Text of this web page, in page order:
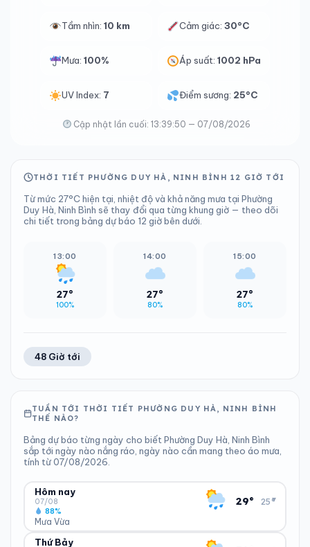
Tầm nhìn: 10 km Cảm giác:30°C
Mưa: 100% Áp suất:1002 hPa
UV Index: 7 Điểm sương: 25°C
Cập nhật lần cuối: 13:39:50 — 07/08/2026
THỜI TIẾT PHƯỜNG DUY HÀ, NINH BÌNH 12 GIỜ TỚI
Từ mức 27°C hiện tại, nhiệt độ và khả năng mưa tại Phường
Duy Hà, Ninh Bình sẽ thay đổi qua từng khung giờ — theo dõi
chi tiết trong bảng dự báo 12 giờ bên dưới.
13:00
27°
100%
14:00
27°
80%
15:00
27°
80%
48 Giờ tới
TUẦN TỚI THỜI TIẾT PHƯỜNG DUY HÀ, NINH BÌNH
THẾ NÀO?
Bảng dự báo từng ngày cho biết Phường Duy Hà, Ninh Bình
sắp tới ngày nào nắng ráo, ngày nào cần mang theo áo mưa,
tính từ 07/08/2026.
Hôm nay
07/08
Mưa Vừa
88%
29° 25°
▾
ĐỘ ẨM
Thứ Bảy